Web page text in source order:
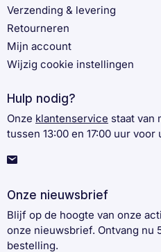
Verzending & levering
Retourneren
Mijn account
Wijzig cookie instellingen
Hulp nodig?
Onze klantenservice staat van
tussen 13:00 en 17:00 uur voor
Onze nieuwsbrief
Blijf op de hoogte van onze
onze nieuwsbrief. Ontvang nu
bestelling.